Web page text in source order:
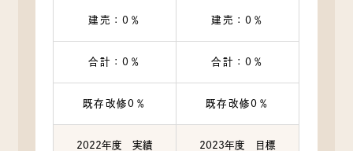
建売：0％ 建売：0％
合計：0％ 合計：0％
既存改修0％ 既存改修0％
2022年度 実績 2023年度 目標